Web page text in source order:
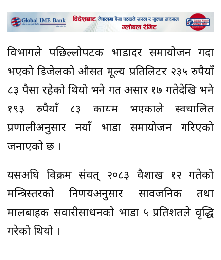
विभागले पछिल्लोपटक भाडादर समायोजन गर्दा
भएको डिजेलको औसत मूल्य प्रतिलिटर २३५ रुपैयाँ
८३ पैसा रहेको थियो भने गत असार १७ गतेदेखि भने
१९३ रुपैयाँ ८३ कायम भएकाले स्वचालित
प्रणालीअनुसार नयाँ भाडा समायोजन गरिएको
जनाएको छ ।
यसअघि विक्रम संवत् २०८३ वैशाख १२ गतेको
मन्त्रिस्तरको निर्णयअनुसार सार्वजनिक तथा
मालबाहक सवारीसाधनको भाडा ५ प्रतिशतले वृद्धि
गरेको थियो ।